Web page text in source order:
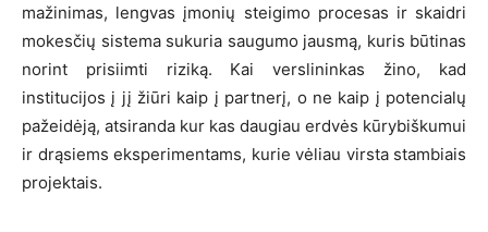
mažinimas, lengvas įmonių steigimo procesas ir skaidri
mokesčių sistema sukuria saugumo jausmą, kuris būtinas
norint prisiimti riziką. Kai verslininkas žino, kad
institucijos į jį žiūri kaip į partnerį, o ne kaip į potencialų
pažeidėją, atsiranda kur kas daugiau erdvės kūrybiškumui
ir drąsiems eksperimentams, kurie vėliau virsta stambiais
projektais.